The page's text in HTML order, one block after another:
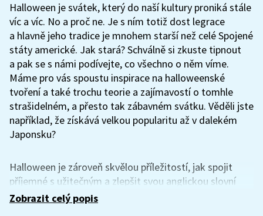
Halloween je svátek, který do naší kultury proniká stále
víc a víc. No a proč ne. Je s ním totiž dost legrace
a hlavně jeho tradice je mnohem starší než celé Spojené
státy americké. Jak stará? Schválně si zkuste tipnout
a pak se s námi podívejte, co všechno o něm víme.
Máme pro vás spoustu inspirace na halloweenské
tvoření a také trochu teorie a zajímavostí o tomhle
strašidelném, a přesto tak zábavném svátku. Věděli jste
například, že získává velkou popularitu až v dalekém
Japonsku?
Halloween je zároveň skvělou příležitostí, jak spojit
příjemné s užitečným a zlepšit svou anglickou slovní
zásobu. O to se postará UčíTelka. Šikulové si vezmou
Zobrazit celý popis